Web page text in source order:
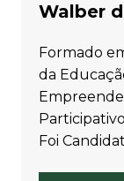
Walber
Formado
da
Foi